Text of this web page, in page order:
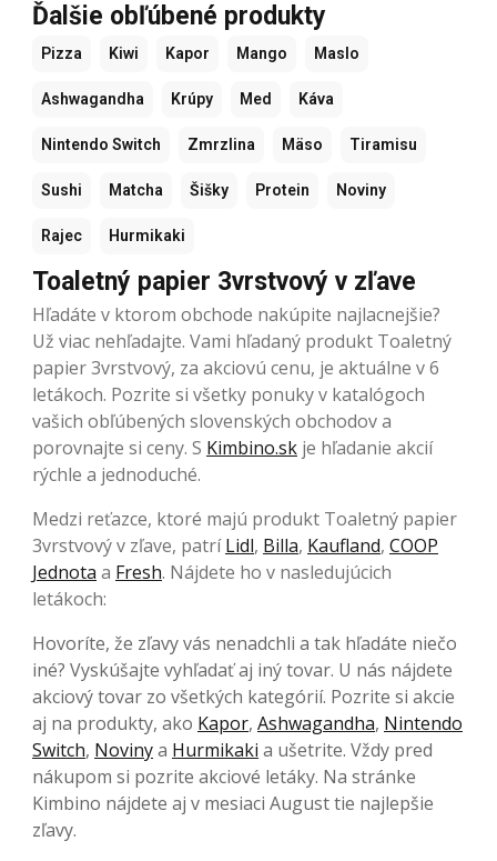
Ďalšie obľúbené produkty
Pizza Kiwi Kapor Mango Maslo
Ashwagandha Krúpy Med Káva
Nintendo Switch Zmrzlina Mäso Tiramisu
Sushi Matcha Šišky Protein Noviny
Rajec Hurmikaki
Toaletný papier 3vrstvový v zľave
Hľadáte v ktorom obchode nakúpite najlacnejšie?
Už viac nehľadajte. Vami hľadaný produkt Toaletný
papier 3vrstvový, za akciovú cenu, je aktuálne v 6
letákoch. Pozrite si všetky ponuky v katalógoch
vašich obľúbených slovenských obchodov a
porovnajte si ceny. S Kimbino.sk je hľadanie akcií
rýchle a jednoduché.
Medzi reťazce, ktoré majú produkt Toaletný papier
3vrstvový v zľave, patríLidl, Billa, Kaufland, COOP
Jednota a Fresh. Nájdete ho v nasledujúcich
letákoch:
Hovoríte, že zľavy vás nenadchli a tak hľadáte niečo
iné? Vyskúšajte vyhľadať aj iný tovar. U nás nájdete
akciový tovar zo všetkých kategórií. Pozrite si akcie
aj na produkty, ako Kapor, Ashwagandha, Nintendo
Switch, Novinya Hurmikaki a ušetrite. Vždy pred
nákupom si pozrite akciové letáky. Na stránke
Kimbino nájdete aj v mesiaci August tie najlepšie
zľavy.